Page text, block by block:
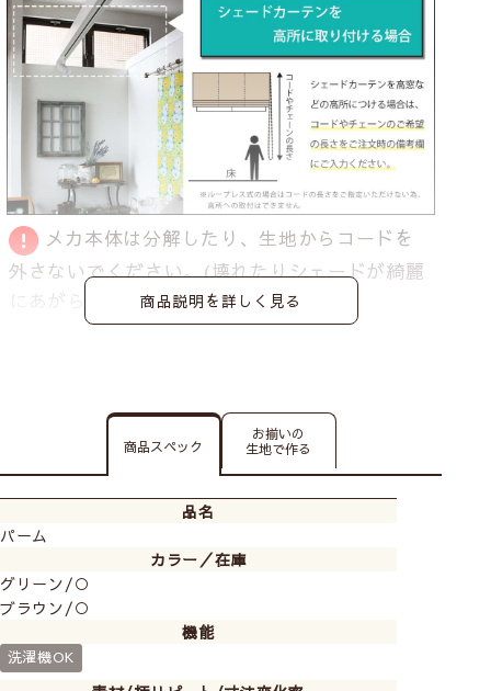
メカ本体は分解したり、生地からコードを
外さないでください。(壊れたりシェードが綺麗
にあがらなくなる恐れがあります)
商品説明を詳しく見る
商品スペック
お揃いの
生地で作る
品名
パーム
カラー／在庫
グリーン/○
ブラウン/○
機能
洗濯機OK